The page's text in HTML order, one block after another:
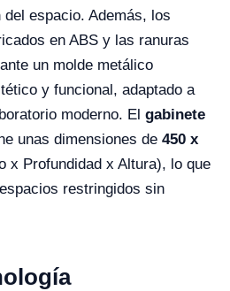
espacio. Además, los
en ABS y las ranuras
un molde metálico
y funcional, adaptado a
moderno. El gabinete
unas dimensiones de 450 x
x Profundidad x Altura), lo que
restringidos sin